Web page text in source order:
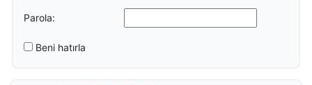
Parola:
Beni hatırla